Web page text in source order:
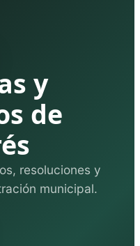
y
de
resoluciones y
municipal.